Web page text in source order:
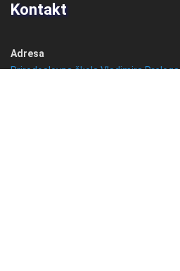
Kontakt
Adresa
Prirodoslovna škola Vladimira Preloga